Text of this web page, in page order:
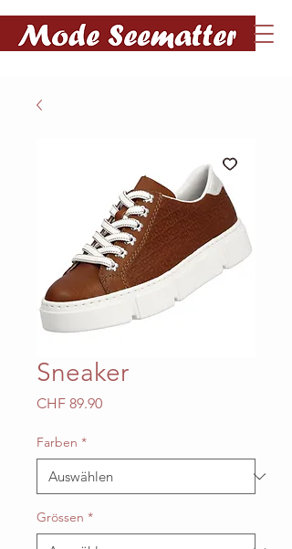
Sneaker
CHF 89.90Preis
Farben *
Grössen *